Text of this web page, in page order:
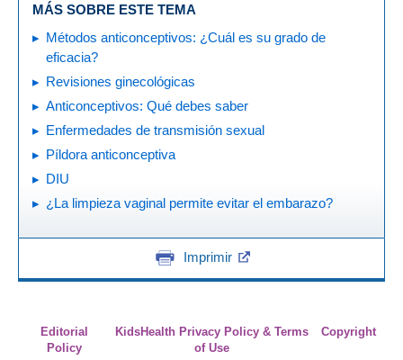
MÁS SOBRE ESTE TEMA
Métodos anticonceptivos: ¿Cuál es su grado de
eficacia?
Revisiones ginecológicas
Anticonceptivos: Qué debes saber
Enfermedades de transmisión sexual
Píldora anticonceptiva
DIU
¿La limpieza vaginal permite evitar el embarazo?
Imprimir
Editorial
Policy
KidsHealth Privacy Policy & Terms
of Use
Copyright